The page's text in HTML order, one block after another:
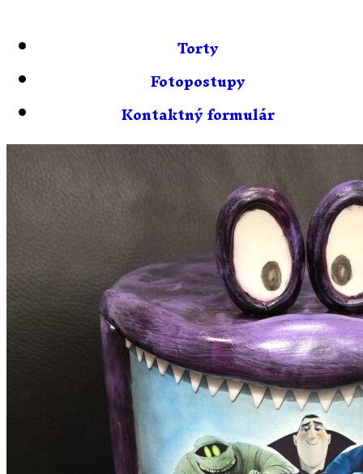
Torty
Fotopostupy
Kontaktný formulár